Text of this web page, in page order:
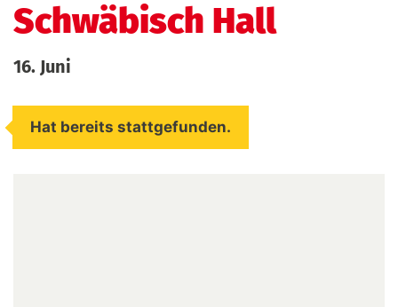
Schwäbisch Hall
16. Juni
Hat bereits stattgefunden.